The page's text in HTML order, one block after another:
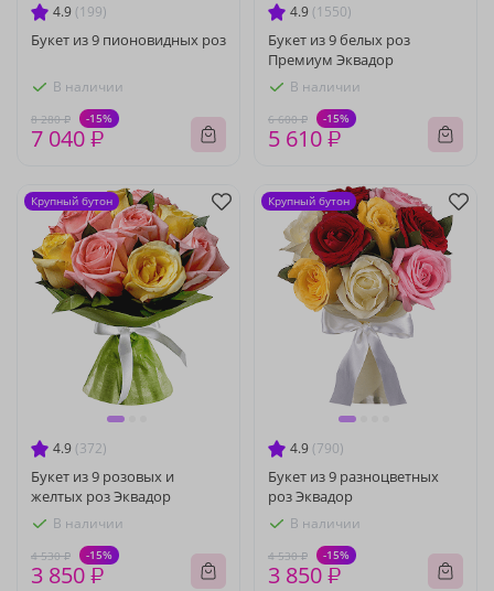
4.9 (199)
Букет из 9 пионовидных роз
В наличии
8 280 ₽ -15%
7 040 ₽
4.9 (1550)
Букет из 9 белых роз
Премиум Эквадор
В наличии
6 600 ₽ -15%
5 610 ₽
4.9 (372)
Букет из 9 розовых и
желтых роз Эквадор
В наличии
4 530 ₽ -15%
3 850 ₽
Крупный бутон
4.9 (790)
Букет из 9 разноцветных
роз Эквадор
В наличии
4 530 ₽ -15%
3 850 ₽
Крупный бутон